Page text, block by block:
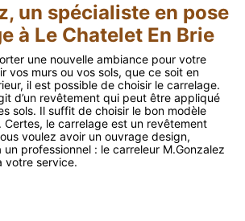
un spécialiste en pose
à Le Chatelet En Brie
une nouvelle ambiance pour votre
vos murs ou vos sols, que ce soit en
il est possible de choisir le carrelage.
d’un revêtement qui peut être appliqué
sols. Il suffit de choisir le bon modèle
Certes, le carrelage est un revêtement
voulez avoir un ouvrage design,
professionnel : le carreleur M.Gonzalez
votre service.